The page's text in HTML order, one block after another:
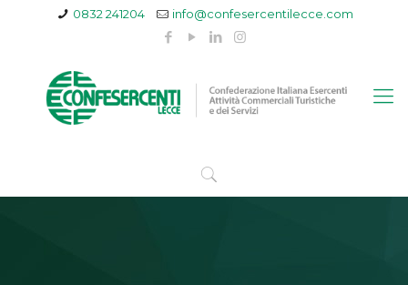
0832 241204 info@confesercentilecce.com